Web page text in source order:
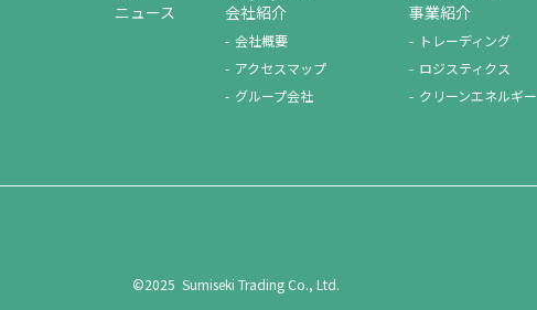
ニュース 会社紹介
会社概要
アクセスマップ
グループ会社
事業紹介
トレーディング
ロジスティクス
クリーンエネルギー
©2025 Sumiseki Trading Co., Ltd.